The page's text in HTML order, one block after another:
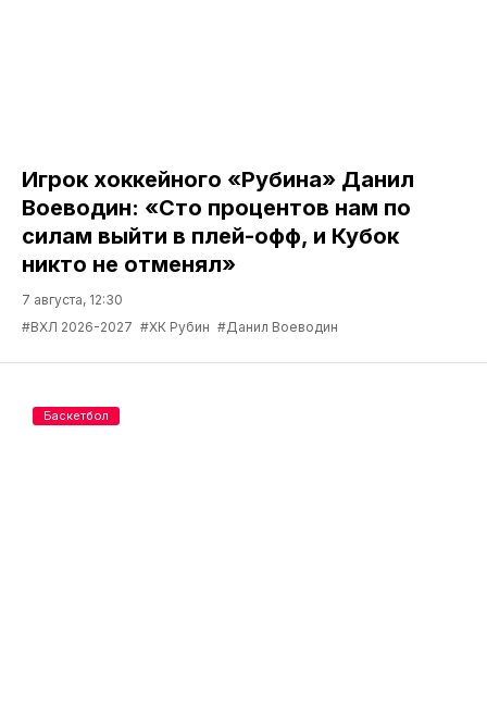
Игрок хоккейного «Рубина» Данил
Воеводин: «Сто процентов нам по
силам выйти в плей-офф, и Кубок
никто не отменял»
7 августа, 12:30
#ВХЛ 2026-2027 #ХК Рубин #Данил Воеводин
Баскетбол